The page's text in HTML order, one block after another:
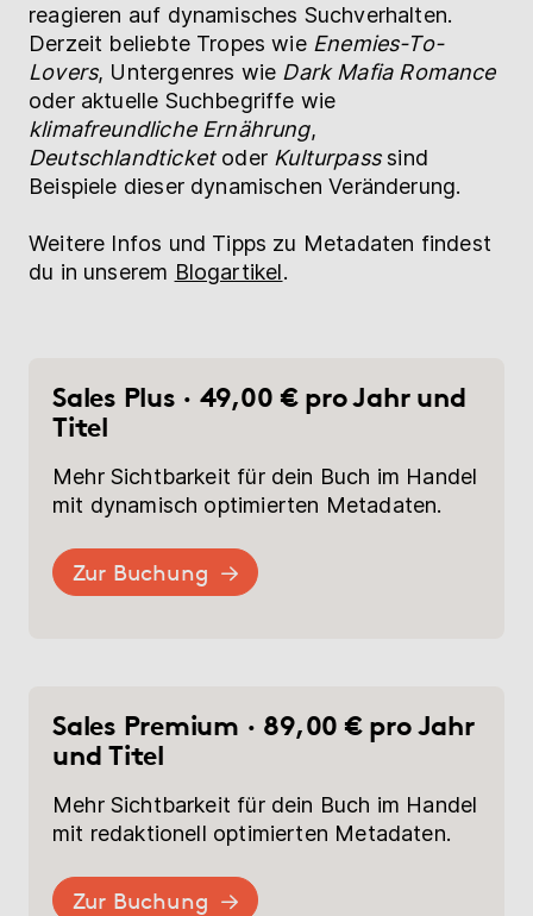
reagieren auf dynamisches Suchverhalten.
Derzeit beliebte Tropes wie Enemies-To-
Lovers, Untergenres wie Dark Mafia Romance
oder aktuelle Suchbegriffe wie
klimafreundliche Ernährung,
Deutschlandticketoder Kulturpasssind
Beispiele dieser dynamischen Veränderung.
Weitere Infos und Tipps zu Metadaten findest
du in unserem Blogartikel.
Sales Plus · 49,00 € pro Jahr und
Titel
Mehr Sichtbarkeit für dein Buch im Handel
mit dynamisch optimierten Metadaten.
Zur Buchung
Sales Premium · 89,00 € pro Jahr
und Titel
Mehr Sichtbarkeit für dein Buch im Handel
mit redaktionell optimierten Metadaten.
Zur Buchung